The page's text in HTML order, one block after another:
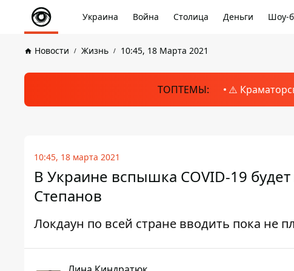
Украина Война Столица Деньги Шоу-
Новости Жизнь 10:45, 18 Марта 2021
ТОПТЕМЫ: ⚠️
10:45, 18 марта 2021
В Украине вспышка COVID-19
Степанов
Локдаун по всей стране вводить пока не